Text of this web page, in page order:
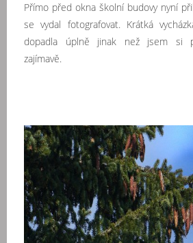
Přímo před okna školní budovy nyní
se vydal fotografovat. Krátká
dopadla úplně jinak než jsem si
zajímavě.